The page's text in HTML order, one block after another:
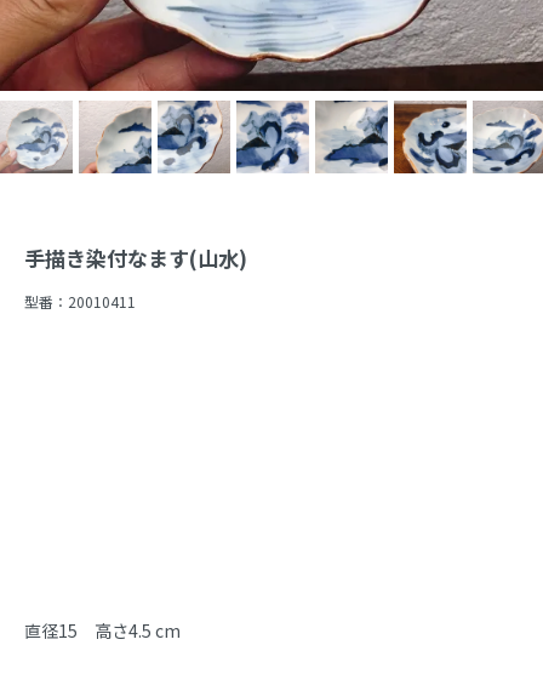
手描き染付なます(山水)
型番： 20010411
商品説明
直径15　高さ4.5 cm